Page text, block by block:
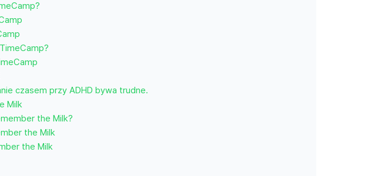
czasem przy ADHD bywa trudne.
Milk
the Milk?
the Milk
the Milk